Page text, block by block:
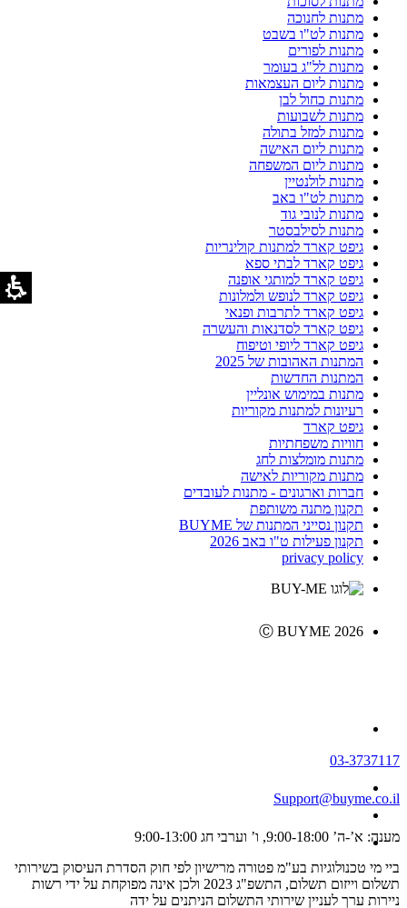
מתנות לחנוכה
מתנות לט"ו בשבט
מתנות לפורים
מתנות לל"ג בעומר
מתנות ליום העצמאות
מתנות כחול לבן
מתנות לשבועות
מתנות למזל בתולה
מתנות ליום האישה
מתנות ליום המשפחה
מתנות לולנטיין
מתנות לט"ו באב
מתנות לנובי גוד
מתנות לסילבסטר
גיפט קארד למתנות קולינריות
גיפט קארד לבתי ספא
גיפט קארד למותגי אופנה
גיפט קארד לנופש ולמלונות
גיפט קארד לתרבות ופנאי
גיפט קארד לסדנאות והעשרה
גיפט קארד ליופי וטיפוח
המתנות האהובות של 2025
המתנות החדשות
מתנות במימוש אונליין
רעיונות למתנות מקוריות
גיפט קארד
חוויות משפחתיות
מתנות מומלצות לחג
מתנות מקוריות לאישה
חברות וארגונים - מתנות לעובדים
תקנון מתנה משותפת
תקנון נסייני המתנות של BUYME
תקנון פעילות ט"ו באב 2026
privacy policy
Ⓒ BUYME 2026
03-3737117
Support@buyme.co.il
מענה: א’-ה’ 9:00-18:00, ו’ וערבי חג 9:00-13:00
ביי מי טכנולוגיות בע"מ פטורה מרישיון לפי חוק הסדרת העיסוק בשירותי
תשלום וייזום תשלום, התשפ"ג 2023 ולכן אינה מפוקחת על ידי רשות
ניירות ערך לעניין שירותי התשלום הניתנים על ידה